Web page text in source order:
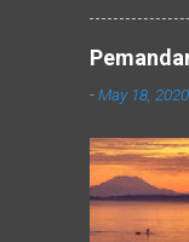
-May 18, 2020